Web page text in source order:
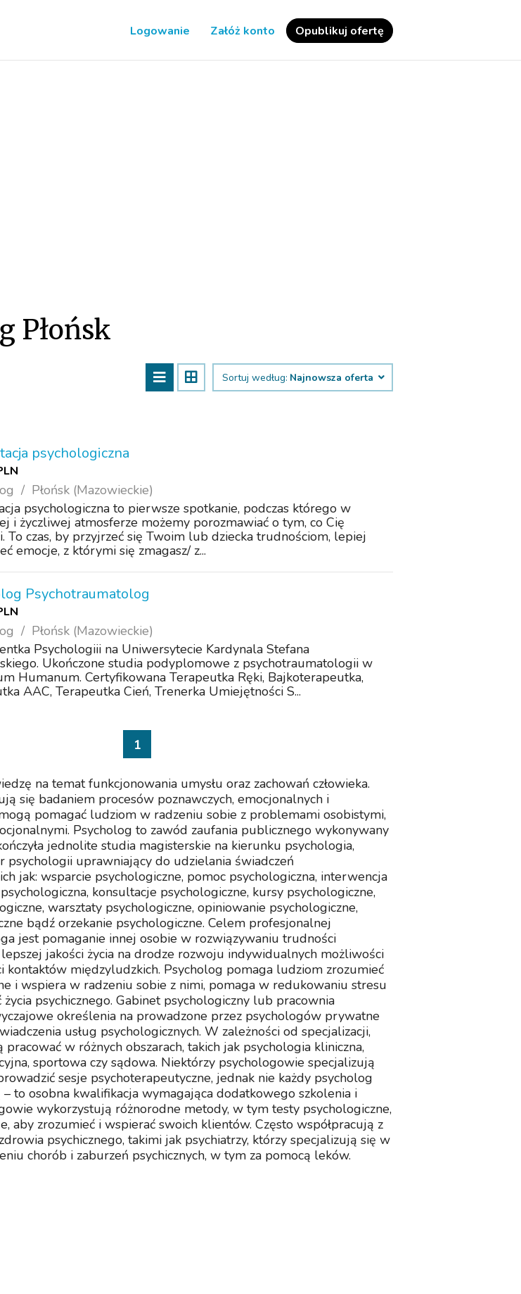
Logowanie Załóż konto Opublikuj ofertę
Płońsk
Sortuj według: Najnowsza oferta
psychologiczna
Płońsk (Mazowieckie)
psychologiczna to pierwsze spotkanie, podczas którego w
i życzliwej atmosferze możemy porozmawiać o tym, co Cię
To czas, by przyjrzeć się Twoim lub dziecka trudnościom, lepiej
emocje, z którymi się zmagasz/ z...
Psychotraumatolog
Płońsk (Mazowieckie)
Psychologiii na Uniwersytecie Kardynala Stefana
Ukończone studia podyplomowe z psychotraumatologii w
Humanum. Certyfikowana Terapeutka Ręki, Bajkoterapeutka,
AAC, Terapeutka Cień, Trenerka Umiejętności S...
1
na temat funkcjonowania umysłu oraz zachowań człowieka.
się badaniem procesów poznawczych, emocjonalnych i
mogą pomagać ludziom w radzeniu sobie z problemami osobistymi,
Psycholog to zawód zaufania publicznego wykonywany
jednolite studia magisterskie na kierunku psychologia,
psychologii uprawniający do udzielania świadczeń
jak: wsparcie psychologiczne, pomoc psychologiczna, interwencja
konsultacje psychologiczne, kursy psychologiczne,
warsztaty psychologiczne, opiniowanie psychologiczne,
bądź orzekanie psychologiczne. Celem profesjonalnej
jest pomaganie innej osobie w rozwiązywaniu trudności
jakości życia na drodze rozwoju indywidualnych możliwości
kontaktów międzyludzkich. Psycholog pomaga ludziom zrozumieć
i wspiera w radzeniu sobie z nimi, pomaga w redukowaniu stresu
psychicznego. Gabinet psychologiczny lub pracownia
określenia na prowadzone przez psychologów prywatne
usług psychologicznych. W zależności od specjalizacji,
w różnych obszarach, takich jak psychologia kliniczna,
sportowa czy sądowa. Niektórzy psychologowie specjalizują
sesje psychoterapeutyczne, jednak nie każdy psycholog
to osobna kwalifikacja wymagająca dodatkowego szkolenia i
wykorzystują różnorodne metody, w tym testy psychologiczne,
aby zrozumieć i wspierać swoich klientów. Często współpracują z
psychicznego, takimi jak psychiatrzy, którzy specjalizują się w
chorób i zaburzeń psychicznych, w tym za pomocą leków.